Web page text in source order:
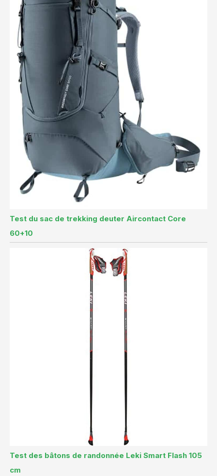
Test du sac de trekking deuter Aircontact Core
60+10
Test des bâtons de randonnée Leki Smart Flash 105
cm